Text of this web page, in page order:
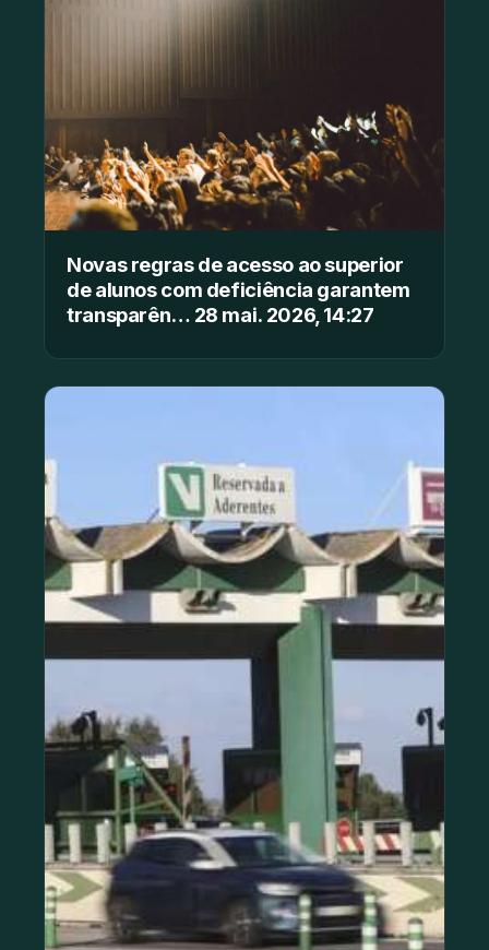
Novas regras de acesso ao superior
de alunos com deficiência garantem
transparên… 28 mai. 2026, 14:27